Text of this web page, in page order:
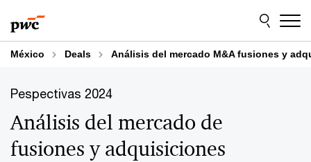
to
content
to
footer
México Deals Análisis del mercado M&A fusiones y
Pespectivas 2024
Análisis del mercado de
fusiones y adquisiciones